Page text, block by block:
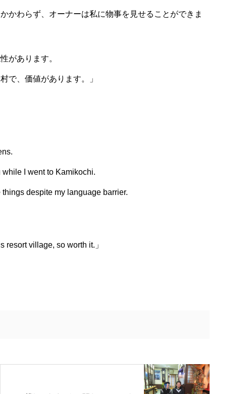
かわらず、オーナーは私に物事を見せることができま
があります。
で、価値があります。」
I went to Kamikochi.
despite my language barrier.
resort village, so worth it.」